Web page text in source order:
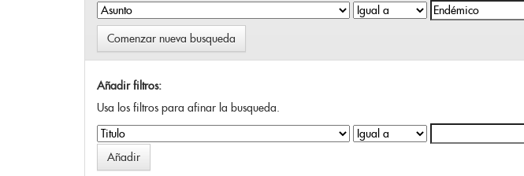
Comenzar nueva busqueda
Añadir filtros:
Usa los filtros para afinar la busqueda.